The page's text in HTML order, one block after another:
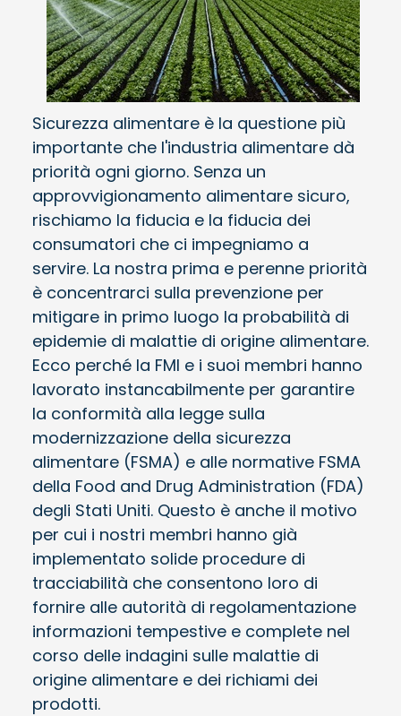
Sicurezza alimentare è la questione più
importante che l'industria alimentare dà
priorità ogni giorno. Senza un
approvvigionamento alimentare sicuro,
rischiamo la fiducia e la fiducia dei
consumatori che ci impegniamo a
servire. La nostra prima e perenne priorità
è concentrarci sulla prevenzione per
mitigare in primo luogo la probabilità di
epidemie di malattie di origine alimentare.
Ecco perché la FMI e i suoi membri hanno
lavorato instancabilmente per garantire
la conformità alla legge sulla
modernizzazione della sicurezza
alimentare (FSMA) e alle normative FSMA
della Food and Drug Administration (FDA)
degli Stati Uniti. Questo è anche il motivo
per cui i nostri membri hanno già
implementato solide procedure di
tracciabilità che consentono loro di
fornire alle autorità di regolamentazione
informazioni tempestive e complete nel
corso delle indagini sulle malattie di
origine alimentare e dei richiami dei
prodotti.